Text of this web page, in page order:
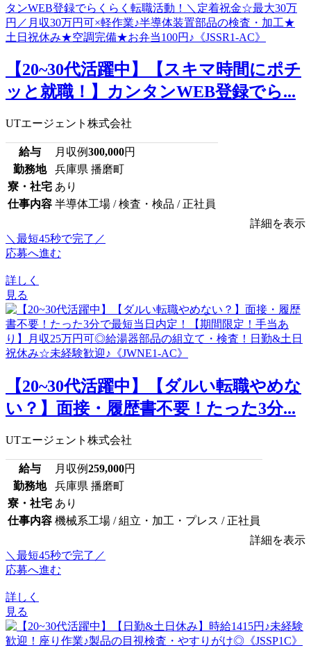
【20~30代活躍中】【スキマ時間にポチ
ッと就職！】カンタンWEB登録でら...
UTエージェント株式会社
給与 月収例300,000円
勤務地
兵庫県 播磨町
寮・社宅 あり
仕事内容 半導体工場 / 検査・検品 / 正社員
詳細を表示
＼最短45秒で完了／
応募へ進む
詳しく
見る
【20~30代活躍中】【ダルい転職やめな
い？】面接・履歴書不要！たった3分...
UTエージェント株式会社
給与 月収例259,000円
勤務地
兵庫県 播磨町
寮・社宅 あり
仕事内容 機械系工場 / 組立・加工・プレス / 正社員
詳細を表示
＼最短45秒で完了／
応募へ進む
詳しく
見る